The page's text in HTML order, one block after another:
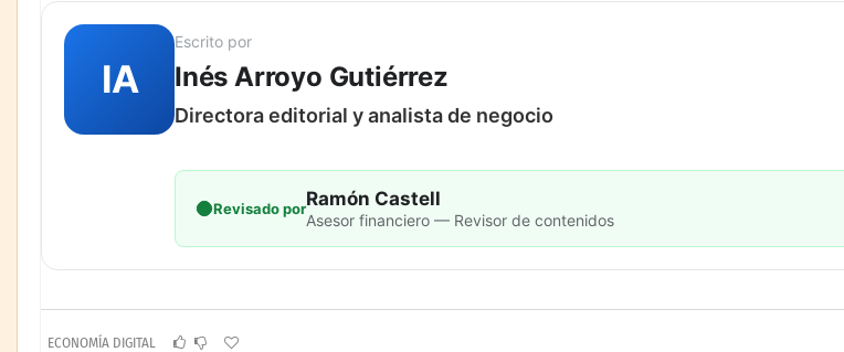
IA
Escrito por
Inés Arroyo Gutiérrez
Directora editorial y analista de negocio
Revisado porRamón Castell
Asesor financiero — Revisor de contenidos
ECONOMÍA DIGITAL